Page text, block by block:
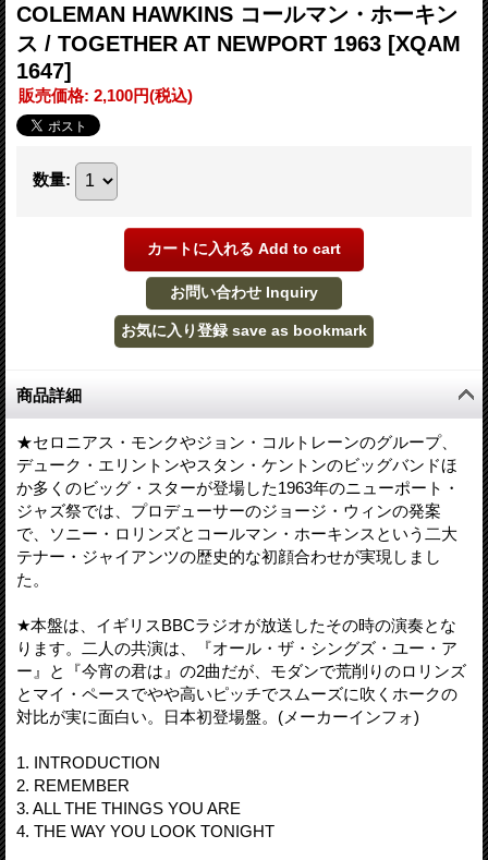
COLEMAN HAWKINS コールマン・ホーキン
ス / TOGETHER AT NEWPORT 1963 [XQAM
1647]
販売価格: 2,100円(税込)
数量:
商品詳細
★セロニアス・モンクやジョン・コルトレーンのグループ、
デューク・エリントンやスタン・ケントンのビッグバンドほ
か多くのビッグ・スターが登場した1963年のニューポート・
ジャズ祭では、プロデューサーのジョージ・ウィンの発案
で、ソニー・ロリンズとコールマン・ホーキンスという二大
テナー・ジャイアンツの歴史的な初顔合わせが実現しまし
た。
★本盤は、イギリスBBCラジオが放送したその時の演奏とな
ります。二人の共演は、『オール・ザ・シングズ・ユー・ア
ー』と『今宵の君は』の2曲だが、モダンで荒削りのロリンズ
とマイ・ペースでやや高いピッチでスムーズに吹くホークの
対比が実に面白い。日本初登場盤。(メーカーインフォ)
1. INTRODUCTION
2. REMEMBER
3. ALL THE THINGS YOU ARE
4. THE WAY YOU LOOK TONIGHT